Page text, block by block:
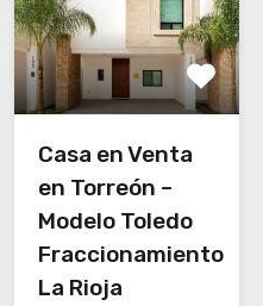
Casa en Venta
en Torreón –
Modelo Toledo
Fraccionamiento
La Rioja